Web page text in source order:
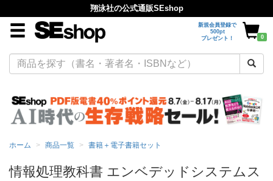
翔泳社の公式通販SEshop
新規会員登録で
500pt
プレゼント！
0
ホーム 商品一覧 書籍＋電子書籍セット
情報処理教科書 エンベデッドシステムス